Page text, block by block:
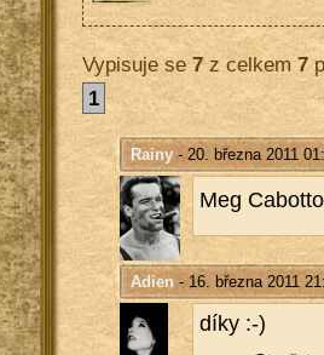
Vypisuje se7z celkem7
1
Rainy- 20. března 2011
Meg
Adien- 16. března 2011
díky :-)